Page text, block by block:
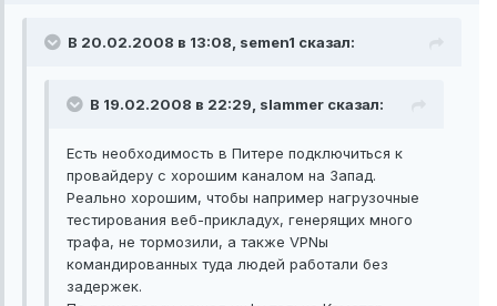
В 20.02.2008 в 13:08, semen1 сказал:
В 19.02.2008 в 22:29, slammer сказал:
Есть необходимость в Питере подключиться к
провайдеру с хорошим каналом на Запад.
Реально хорошим, чтобы например нагрузочные
тестирования веб-прикладух, генерящих много
трафа, не тормозили, а также VPNы
командированных туда людей работали без
задержек.